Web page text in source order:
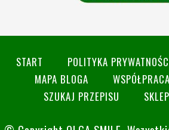
START POLITYKA
MAPA BLOGA
WSPÓŁPRACA
SZUKAJ PRZEPISU